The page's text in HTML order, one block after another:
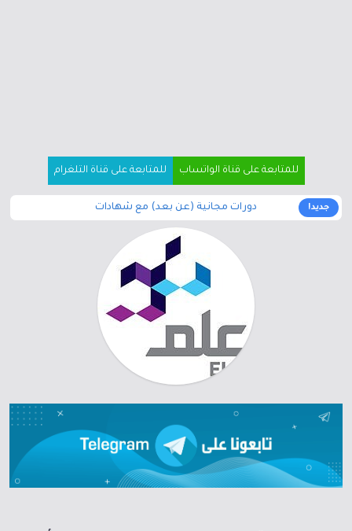
للمتابعة على قناة الواتساب للمتابعة على قناة التلغرام
جديد! دورات مجانية (عن بعد) مع شهادات